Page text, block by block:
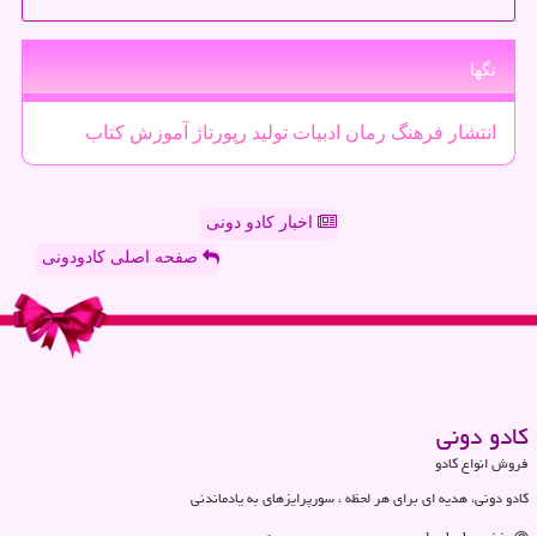
تگها
انتشار فرهنگ رمان ادبیات تولید رپورتاژ آموزش كتاب
اخبار کادو دونی
صفحه اصلی کادودونی
كادو دونی
فروش انواع کادو
کادو دونی، هدیه ای برای هر لحظه ، سورپرایزهای به یادماندنی